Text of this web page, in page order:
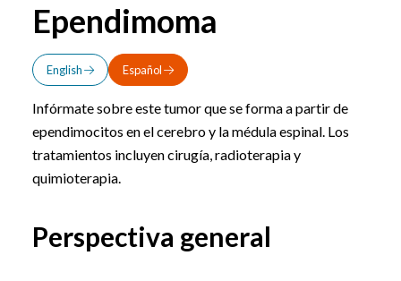
Ependimoma
English Español
Infórmate sobre este tumor que se forma a partir de
ependimocitos en el cerebro y la médula espinal. Los
tratamientos incluyen cirugía, radioterapia y
quimioterapia.
Perspectiva general